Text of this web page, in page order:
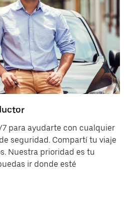
para ayudarte con cualquier
seguridad. Compartí tu viaje
Nuestra prioridad es tu
ir donde esté